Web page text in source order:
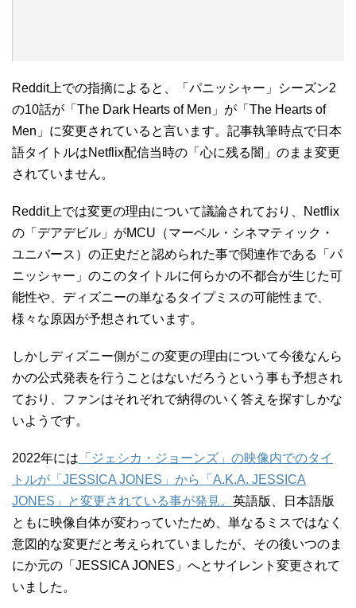
Reddit上での指摘によると、「パニッシャー」シーズン2
の10話が「The Dark Hearts of Men」が「The Hearts of
Men」に変更されていると言います。記事執筆時点で日本
語タイトルはNetflix配信当時の「心に残る闇」のまま変更
されていません。
Reddit上では変更の理由について議論されており、Netflix
の「デアデビル」がMCU（マーベル・シネマティック・
ユニバース）の正史だと認められた事で関連作である「パ
ニッシャー」のこのタイトルに何らかの不都合が生じた可
能性や、ディズニーの単なるタイプミスの可能性まで、
様々な原因が予想されています。
しかしディズニー側がこの変更の理由について今後なんら
かの公式発表を行うことはないだろうという事も予想され
ており、ファンはそれぞれで納得のいく答えを探すしかな
いようです。
2022年には 「ジェシカ・ジョーンズ」の映像内でのタイ
トルが「JESSICA JONES」から「A.K.A. JESSICA
JONES」と変更されている事が発見。 英語版、日本語版
ともに映像自体が変わっていたため、単なるミスではなく
意図的な変更だと考えられていましたが、その後いつのま
にか元の「JESSICA JONES」へとサイレント変更されて
いました。